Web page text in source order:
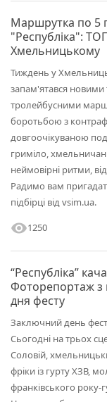
Маршрутка по 5
"Республіка":
Хмельницькому
Тиждень у
запам'ятався
тролейбусними
боротьбою з
довгоочікуваною
гриміло,
неймовірні ритми,
Радимо вам
підбірці від vsim.ua.
visibility1250
“Республіка”
Фоторепортаж з
дня фесту
Заключний день
Сьогодні на трьох
Соловій,
фріки із гурту ХЗВ,
франківського року-